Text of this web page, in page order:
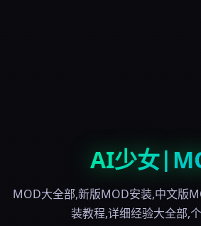
AI少女
MOD大全部,新版MOD安装,中文版
装教程,详细经验大全部,